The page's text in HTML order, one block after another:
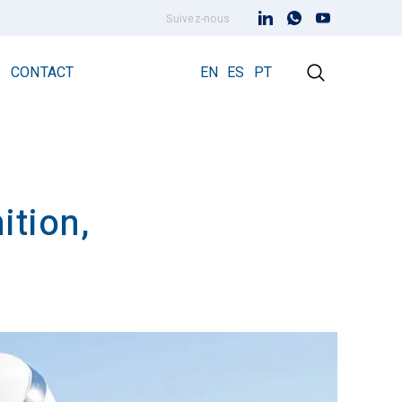
Suivez-nous
Paratonnerre à dispositif d’amorçage
Paratonnerre Prevectron 3
CONTACT EN ES PT